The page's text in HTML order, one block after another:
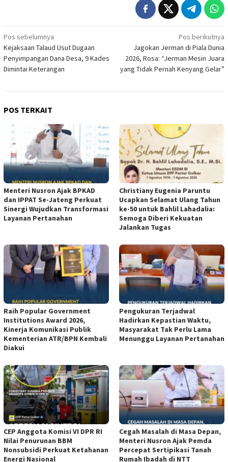
Navigasi
pos
Pos sebelumnya
Kejaksaan Talaud Usut Dugaan
Penyimpangan Dana Desa, 9 Kades
Dimintai Keterangan
Pos berikutnya
Jagokan Jerman di Piala Dunia
2026, Rosa: “Jerman Mesin Juara
yang Tidak Pernah Kenyang Gelar”
POS TERKAIT
Menteri Nusron Ajak BPKAD
dan IPPAT Se-Jateng Perkuat
Sinergi Wujudkan Transformasi
Layanan Pertanahan
Christiany Eugenia Paruntu
Ucapkan Selamat Ulang Tahun
ke-50 untuk Bahlil Lahadalia:
Semoga Diberi Kekuatan
Jalankan Tugas
Raih Popular Government
Institutions Award 2026,
Kinerja Komunikasi Publik
Kementerian ATR/BPN Kembali
Diakui
Pengukuran Terjadwal
Hadirkan Kepastian Waktu,
Masyarakat Tak Perlu Lama
Menunggu Layanan Pertanahan
CEP Anggota Komisi VI DPR RI
Nilai Penurunan BBM
Nonsubsidi Perkuat Ketahanan
Energi Nasional
Cegah Masalah di Masa Depan,
Menteri Nusron Ajak Pemda
Percepat Sertipikasi Tanah
Rumah Ibadah di NTT